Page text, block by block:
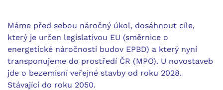
Máme před sebou náročný úkol, dosáhnout cíle,
který je určen legislativou EU (směrnice o
energetické náročnosti budov EPBD) a který nyní
transponujeme do prostředí ČR (MPO). U novostaveb
jde o bezemisní veřejné stavby od roku 2028.
Stávající do roku 2050.